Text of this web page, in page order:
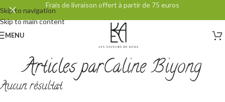
Skip to navigation
Skip to main content
Frais de livraison offert à partir de 75 euros
MENU
Articles parCaline Biyong
Aucun résultat